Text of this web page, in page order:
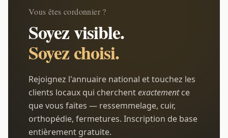
Vous êtes cordonnier ?
Soyez visible.
Soyez choisi.
Rejoignez l'annuaire national et touchez les
clients locaux qui cherchentexactementce
que vous faites — ressemmelage, cuir,
orthopédie, fermetures. Inscription de base
entièrement gratuite.